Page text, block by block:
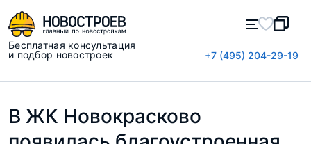
Бесплатная консультация
и подбор новостроек
+7 (495) 204-29-19
В ЖК Новокрасково